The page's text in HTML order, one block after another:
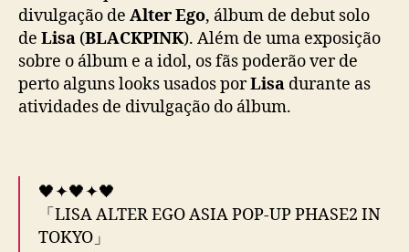
p
-
u
p
d
d
divulgação de Alter Ego, álbum de debut solo
de Lisa (BLACKPINK). Além de uma exposição
sobre o álbum e a idol, os fãs poderão ver de
perto alguns looks usados porLisa durante as
atividades de divulgação do álbum.
🖤✦🖤✦🖤
「LISA ALTER EGO ASIA POP-UP PHASE2 IN
TOKYO」